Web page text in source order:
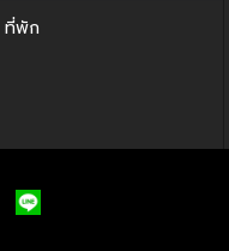
ที่พัก